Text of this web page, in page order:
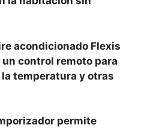
acondicionado Flexis
control remoto para
temperatura y otras
permite